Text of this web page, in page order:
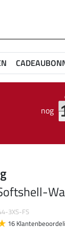
nog
3XS-FS
16